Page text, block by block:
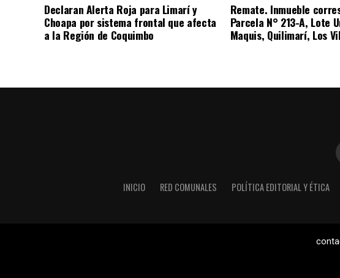
Declaran Alerta Roja para Limarí y
Choapa por sistema frontal que afecta
a la Región de Coquimbo
Remate. Inmueble
Parcela N° 213-A, Lote
Maquis, Quilimarí, Los
INICIO RED COMUNALES POLÍTICA EDITORIAL Y ÉTICA